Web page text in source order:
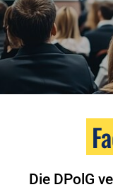
Die DPolG